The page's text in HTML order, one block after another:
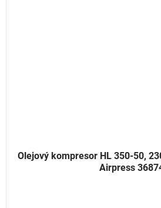
Olejový kompresor HL 350-50,
Airpress